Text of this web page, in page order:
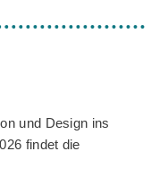
und Design ins
findet die